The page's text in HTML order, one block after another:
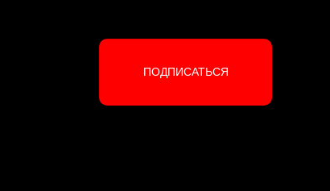
ПОДПИСАТЬСЯ